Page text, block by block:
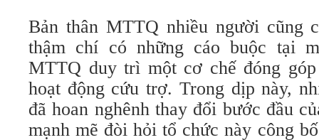
Bản thân MTTQ nhiều người cũng
thậm chí có những cáo buộc tại
MTTQ duy trì một cơ chế đóng
hoạt động cứu trợ. Trong dịp này,
đã hoan nghênh thay đổi bước đầu
mạnh mẽ đòi hỏi tổ chức này công